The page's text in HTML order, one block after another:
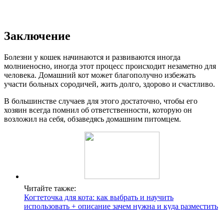
Заключение
Болезни у кошек начинаются и развиваются иногда
молниеносно, иногда этот процесс происходит незаметно для
человека. Домашний кот может благополучно избежать
участи больных сородичей, жить долго, здорово и счастливо.
В большинстве случаев для этого достаточно, чтобы его
хозяин всегда помнил об ответственности, которую он
возложил на себя, обзаведясь домашним питомцем.
Читайте также:
Когтеточка для кота: как выбрать и научить
использовать + описание зачем нужна и куда разместить